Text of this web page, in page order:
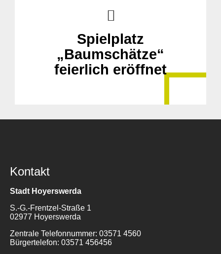
Spielplatz
„Baumschätze“
feierlich eröffnet
Kontakt
Stadt Hoyerswerda
S.-G.-Frentzel-Straße 1
02977 Hoyerswerda
Zentrale Telefonnummer: 03571 4560
Bürgertelefon: 03571 456456